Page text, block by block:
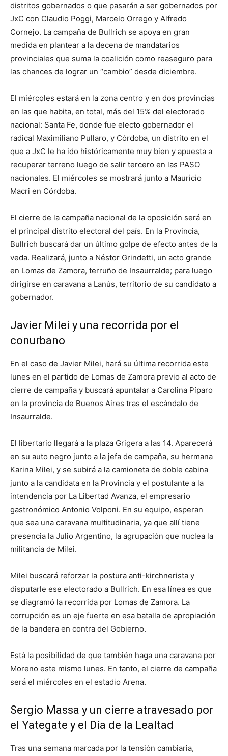
distritos gobernados o que pasarán a ser gobernados por
JxC con Claudio Poggi, Marcelo Orrego y Alfredo
Cornejo. La campaña de Bullrich se apoya en gran
medida en plantear a la decena de mandatarios
provinciales que suma la coalición como reaseguro para
las chances de lograr un “cambio” desde diciembre.
El miércoles estará en la zona centro y en dos provincias
en las que habita, en total, más del 15% del electorado
nacional: Santa Fe, donde fue electo gobernador el
radical Maximiliano Pullaro, y Córdoba, un distrito en el
que a JxC le ha ido históricamente muy bien y apuesta a
recuperar terreno luego de salir tercero en las PASO
nacionales. El miércoles se mostrará junto a Mauricio
Macri en Córdoba.
El cierre de la campaña nacional de la oposición será en
el principal distrito electoral del país. En la Provincia,
Bullrich buscará dar un último golpe de efecto antes de la
veda. Realizará, junto a Néstor Grindetti, un acto grande
en Lomas de Zamora, terruño de Insaurralde; para luego
dirigirse en caravana a Lanús, territorio de su candidato a
gobernador.
Javier Milei y una recorrida por el
conurbano
En el caso de Javier Milei, hará su última recorrida este
lunes en el partido de Lomas de Zamora previo al acto de
cierre de campaña y buscará apuntalar a Carolina Píparo
en la provincia de Buenos Aires tras el escándalo de
Insaurralde.
El libertario llegará a la plaza Grigera a las 14. Aparecerá
en su auto negro junto a la jefa de campaña, su hermana
Karina Milei, y se subirá a la camioneta de doble cabina
junto a la candidata en la Provincia y el postulante a la
intendencia por La Libertad Avanza, el empresario
gastronómico Antonio Volponi. En su equipo, esperan
que sea una caravana multitudinaria, ya que allí tiene
presencia la Julio Argentino, la agrupación que nuclea la
militancia de Milei.
Milei buscará reforzar la postura anti-kirchnerista y
disputarle ese electorado a Bullrich. En esa línea es que
se diagramó la recorrida por Lomas de Zamora. La
corrupción es un eje fuerte en esa batalla de apropiación
de la bandera en contra del Gobierno.
Está la posibilidad de que también haga una caravana por
Moreno este mismo lunes. En tanto, el cierre de campaña
será el miércoles en el estadio Arena.
Sergio Massa y un cierre atravesado por
el Yategate y el Día de la Lealtad
Tras una semana marcada por la tensión cambiaria,